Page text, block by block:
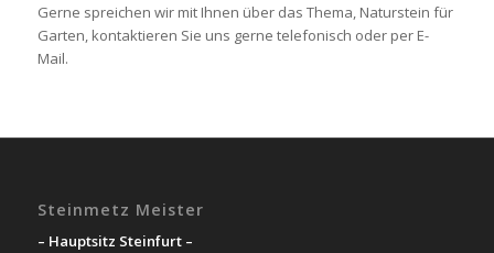
Gerne spreichen wir mit Ihnen über das Thema, Naturstein für
Garten, kontaktieren Sie uns gerne telefonisch oder per E-
Mail.
Steinmetz Meister
– Hauptsitz Steinfurt –